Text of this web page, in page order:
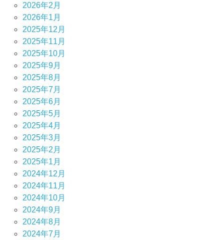
2026年2月
2026年1月
2025年12月
2025年11月
2025年10月
2025年9月
2025年8月
2025年7月
2025年6月
2025年5月
2025年4月
2025年3月
2025年2月
2025年1月
2024年12月
2024年11月
2024年10月
2024年9月
2024年8月
2024年7月